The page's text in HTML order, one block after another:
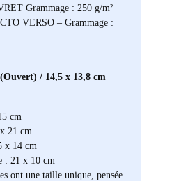
Grammage : 250 g/m²
VERSO – Grammage :
/ 14,5 x 13,8 cm
cm
21 cm
x 14 cm
: 21 x 10 cm
ont une taille unique, pensée